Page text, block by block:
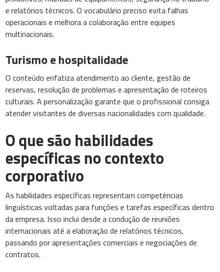
e relatórios técnicos. O vocabulário preciso evita falhas
operacionais e melhora a colaboração entre equipes
multinacionais.
Turismo e hospitalidade
O conteúdo enfatiza atendimento ao cliente, gestão de
reservas, resolução de problemas e apresentação de roteiros
culturais. A personalização garante que o profissional consiga
atender visitantes de diversas nacionalidades com qualidade.
O que são habilidades
específicas no contexto
corporativo
As habilidades específicas representam competências
linguísticas voltadas para funções e tarefas específicas dentro
da empresa. Isso inclui desde a condução de reuniões
internacionais até a elaboração de relatórios técnicos,
passando por apresentações comerciais e negociações de
contratos.